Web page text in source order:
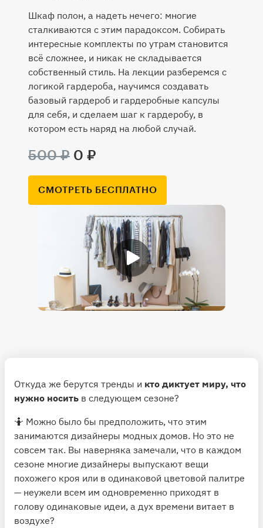
Шкаф полон, а надеть нечего: многие
сталкиваются с этим парадоксом. Собирать
интересные комплекты по утрам становится
всё сложнее, и никак не складывается
собственный стиль. На лекции разберемся с
логикой гардероба, научимся создавать
базовый гардероб и гардеробные капсулы
для себя, и сделаем шаг к гардеробу, в
котором есть наряд на любой случай.
500 ₽ 0 ₽
СМОТРЕТЬ БЕСПЛАТНО
Откуда же берутся тренды и кто диктует миру, что
нужно носить в следующем сезоне?
🤷 Можно было бы предположить, что этим
занимаются дизайнеры модных домов. Но это не
совсем так. Вы наверняка замечали, что в каждом
сезоне многие дизайнеры выпускают вещи
похожего кроя или в одинаковой цветовой палитре
— неужели всем им одновременно приходят в
голову одинаковые идеи, а дух времени витает в
воздухе?